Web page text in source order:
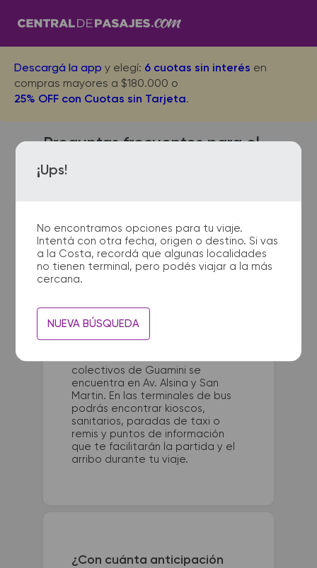
Descargá la app y elegí: 6 cuotas sin interés en
compras mayores a $180.000 o
25% OFF con Cuotas sin Tarjeta.
¡Ups!
No encontramos opciones para tu viaje.
Intentá con otra fecha, origen o destino. Si vas
a la Costa, recordá que algunas localidades
no tienen terminal, pero podés viajar a la más
cercana.
NUEVA BÚSQUEDA
Preguntas frecuentes para el
viaje desde Cordoba a
Guamini
¿Dónde quedan las
terminales de micro de
Cordoba a Guamini?
La terminal de ómnibus de
colectivos de Guamini se
encuentra en Av. Alsina y San
Martin. En las terminales de bus
podrás encontrar kioscos,
sanitarios, paradas de taxi o
remis y puntos de información
que te facilitarán la partida y el
arribo durante tu viaje.
¿Con cuánta anticipación